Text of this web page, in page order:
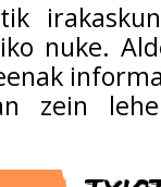
nuke.
zein